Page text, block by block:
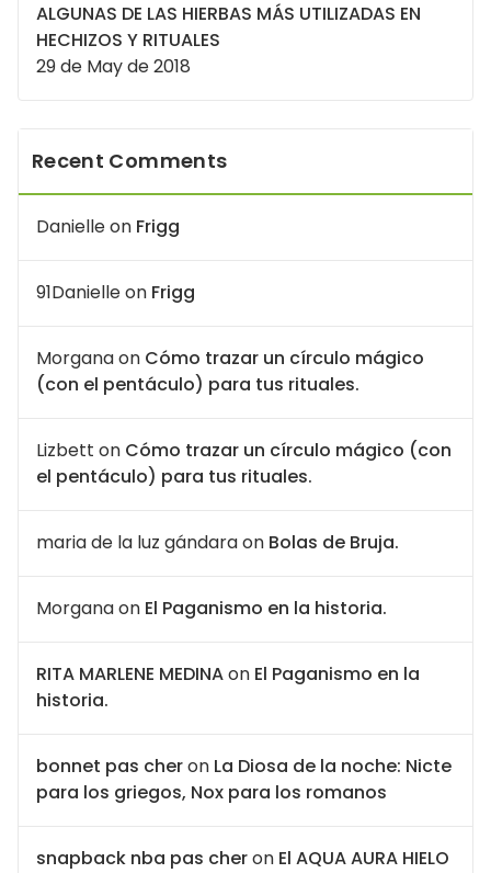
ALGUNAS DE LAS HIERBAS MÁS UTILIZADAS EN
HECHIZOS Y RITUALES
29 de May de 2018
Recent Comments
Danielleon Frigg
91Danielleon Frigg
Morganaon Cómo trazar un círculo mágico
(con el pentáculo) para tus rituales.
Lizbett on Cómo trazar un círculo mágico (con
el pentáculo) para tus rituales.
maria de la luz gándaraon Bolas de Bruja.
Morganaon El Paganismo en la historia.
RITA MARLENE MEDINAon El Paganismo en la
historia.
bonnet pas cheron La Diosa de la noche: Nicte
para los griegos, Nox para los romanos
snapback nba pas cheron El AQUA AURA HIELO